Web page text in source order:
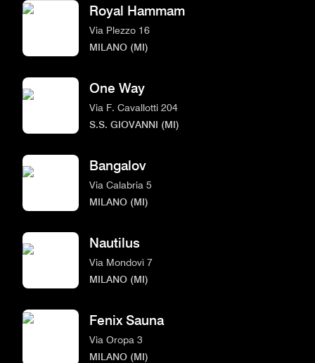
Royal Hammam
Via Plezzo 16
MILANO (MI)
One Way
Via F. Cavallotti 204
S.S. GIOVANNI (MI)
Bangalov
Via Calabria 5
MILANO (MI)
Nautilus
Via Mondovì 7
MILANO (MI)
Fenix Sauna
Via Oropa 3
MILANO (MI)